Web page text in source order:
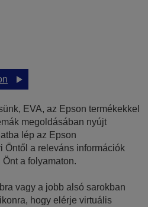
EVA, az Epson termékekkel
megoldásában nyújt
lép az Epson
Öntől a releváns információk
a folyamaton.
vagy a jobb alsó sarokban
hogy elérje virtuális